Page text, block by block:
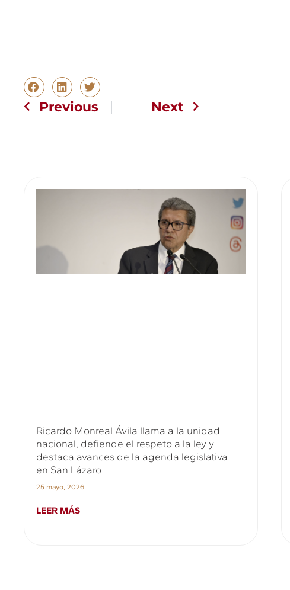
Previous Next
Ricardo Monreal Ávila llama a la unidad
nacional, defiende el respeto a la ley y
destaca avances de la agenda legislativa
en San Lázaro
25 mayo, 2026
LEER MÁS